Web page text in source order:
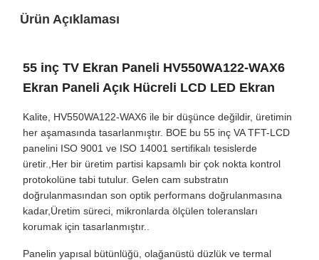
Ürün Açıklaması
55 inç TV Ekran Paneli HV550WA122-WAX6
Ekran Paneli Açık Hücreli LCD LED Ekran
Kalite, HV550WA122-WAX6 ile bir düşünce değildir, üretimin
her aşamasında tasarlanmıştır. BOE bu 55 inç VA TFT-LCD
panelini ISO 9001 ve ISO 14001 sertifikalı tesislerde
üretir.,Her bir üretim partisi kapsamlı bir çok nokta kontrol
protokolüne tabi tutulur. Gelen cam substratın
doğrulanmasından son optik performans doğrulanmasına
kadar,Üretim süreci, mikronlarda ölçülen toleransları
korumak için tasarlanmıştır..
Panelin yapısal bütünlüğü, olağanüstü düzlük ve termal